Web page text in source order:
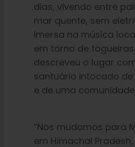
dias, vivendo entre
mar quente, sem
imersa na música
em torno de
descreveu o lugar
santuário intocado
e de uma
“Nos mudamos para
em Himachal